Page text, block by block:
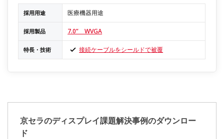
採用用途 医療機器用途
採用製品 7.0” WVGA
特長・技術 接続ケーブルをシールドで被覆
京セラのディスプレイ課題解決事例のダウンロー
ド